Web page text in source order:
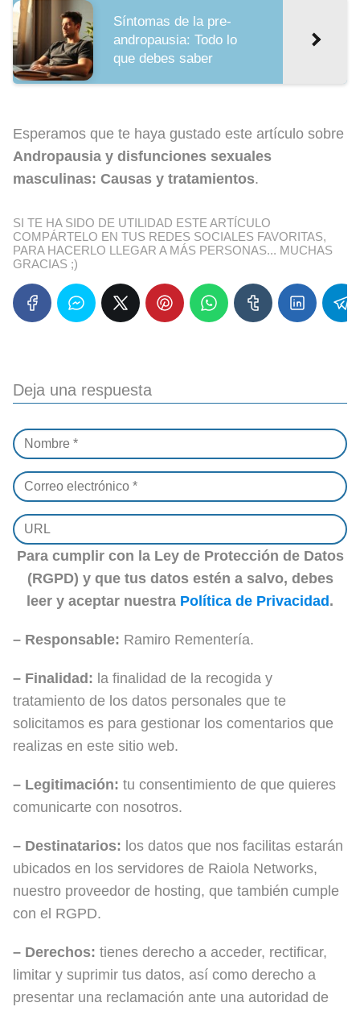
Síntomas de la pre-
andropausia: Todo lo
que debes saber
Esperamos que te haya gustado este artículo sobre
Andropausia y disfunciones sexuales
masculinas: Causas y tratamientos.
SI TE HA SIDO DE UTILIDAD ESTE ARTÍCULO
COMPÁRTELO EN TUS REDES SOCIALES FAVORITAS,
PARA HACERLO LLEGAR A MÁS PERSONAS... MUCHAS
GRACIAS ;)
Deja una respuesta
Para cumplir con la Ley de Protección de Datos
(RGPD) y que tus datos estén a salvo, debes
leer y aceptar nuestra Política de Privacidad .
– Responsable: Ramiro Rementería.
– Finalidad: la finalidad de la recogida y
tratamiento de los datos personales que te
solicitamos es para gestionar los comentarios que
realizas en este sitio web.
– Legitimación: tu consentimiento de que quieres
comunicarte con nosotros.
– Destinatarios: los datos que nos facilitas estarán
ubicados en los servidores de Raiola Networks,
nuestro proveedor de hosting, que también cumple
con el RGPD.
– Derechos: tienes derecho a acceder, rectificar,
limitar y suprimir tus datos, así como derecho a
presentar una reclamación ante una autoridad de